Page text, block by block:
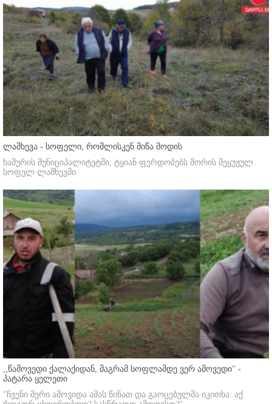
ლაშხევა - სოფელი, რომლისკენ მიწა მოდის
ხაშურის მუნიციპალიტეტში, ტყიან ფერდობებს შორის შეყუჟულ
სოფელ ლაშხევში
,,წამოვედი ქალაქიდან, მაგრამ სოფლამდე ვერ ამოვედი'' -
პატარა ყელეთი
"ჩვენი მერი ამოვიდა ამას წინათ და გაოცებულმა იკითხა: აქ